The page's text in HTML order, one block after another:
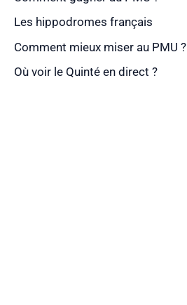
Les hippodromes français
Comment mieux miser au PMU ?
Où voir le Quinté en direct ?